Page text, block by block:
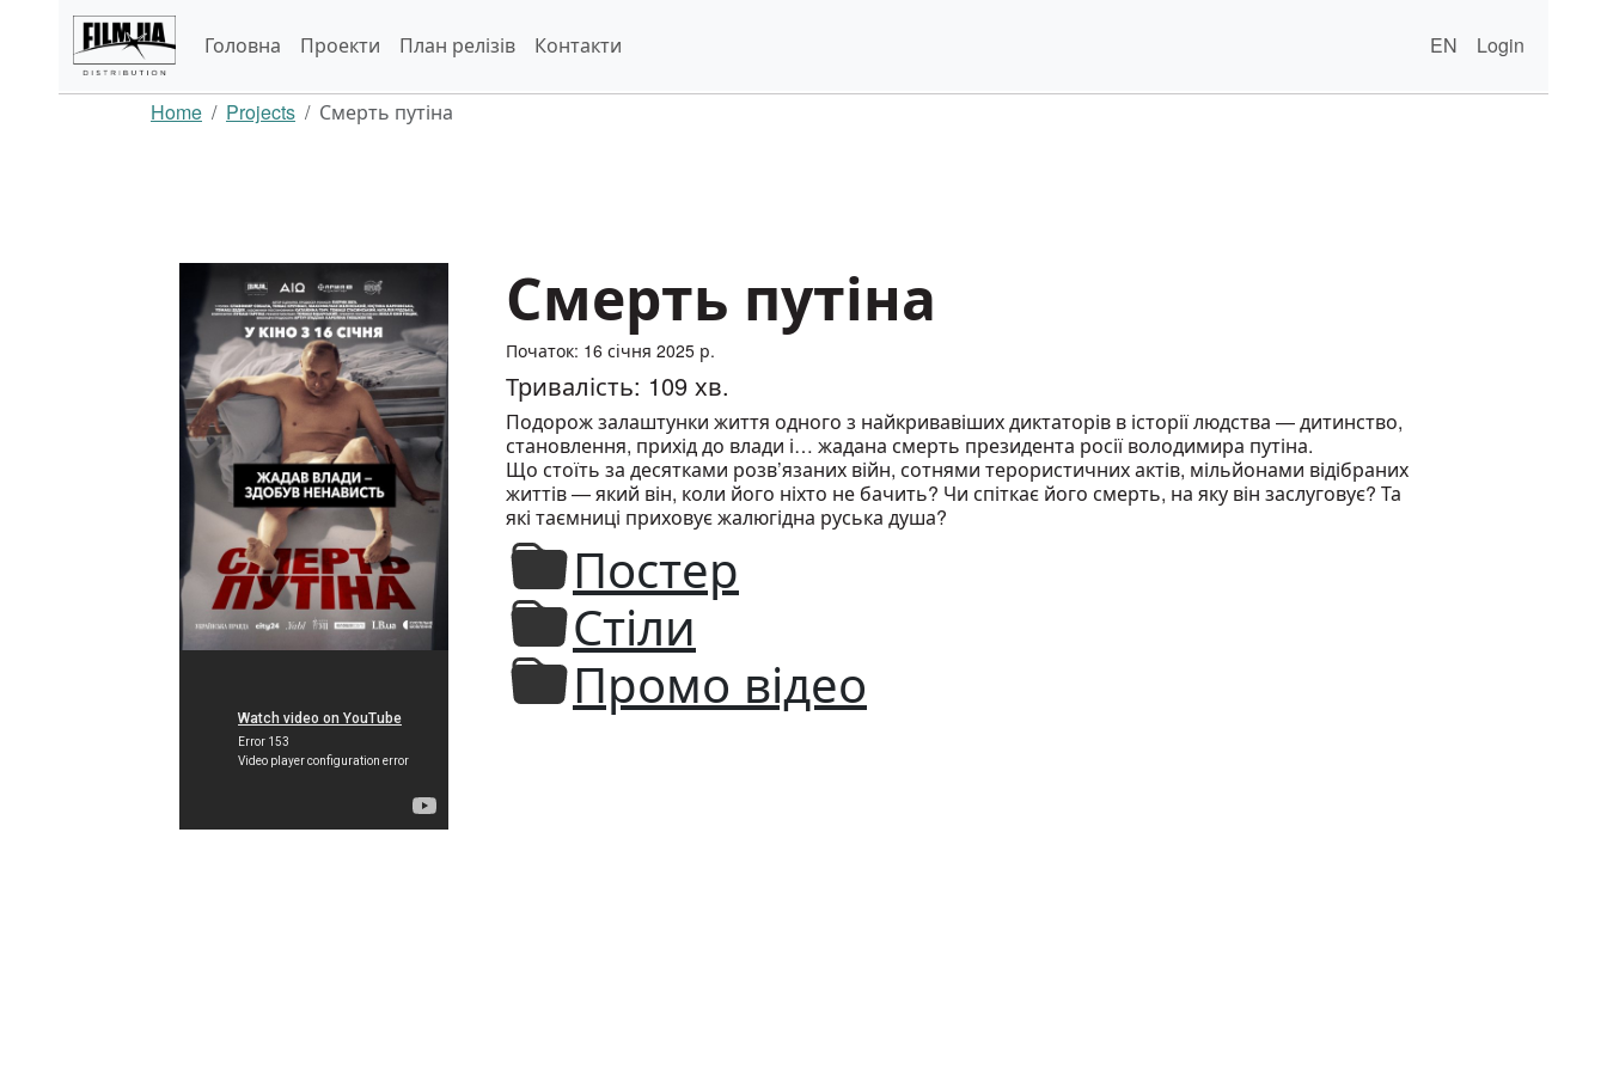
Головна Проекти План релізів Контакти EN Login
Home Projects Смерть путіна
Смерть путіна
Початок: 16 січня 2025 р.
Тривалість: 109 хв.
Подорож залаштунки життя одного з найкривавіших диктаторів в історії людства — дитинство,
становлення, прихід до влади і… жадана смерть президента росії володимира путіна.
Що стоїть за десятками розв’язаних війн, сотнями терористичних актів, мільйонами відібраних
життів — який він, коли його ніхто не бачить? Чи спіткає його смерть, на яку він заслуговує? Та
які таємниці приховує жалюгідна руська душа?
Постер
Стіли
Промо відео